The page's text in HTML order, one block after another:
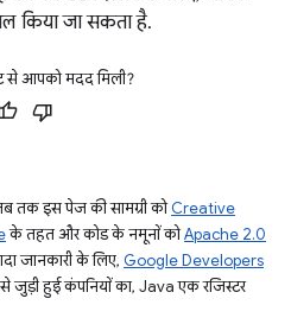
किया जा सकता है.
से आपको मदद मिली?
इस पेज की सामग्री कोCreative
के तहत और कोड के नमूनों कोApache 2.0
जानकारी के लिए, Google Developers
हुई कंपनियों का, Java एक रजिस्टर